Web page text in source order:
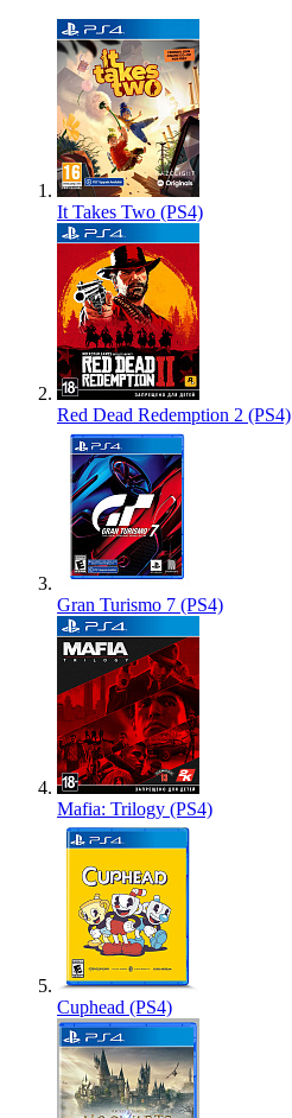
It Takes Two (PS4)
Red Dead Redemption 2 (PS4)
Gran Turismo 7 (PS4)
Mafia: Trilogy (PS4)
Cuphead (PS4)